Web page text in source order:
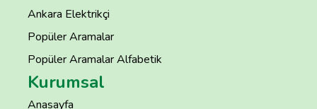
Ankara Elektrikçi
Popüler Aramalar
Popüler Aramalar Alfabetik
Kurumsal
Anasayfa